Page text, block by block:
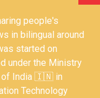
people's
in bilingual around
started on
under the Ministry
of India 🇮🇳 in
Technology